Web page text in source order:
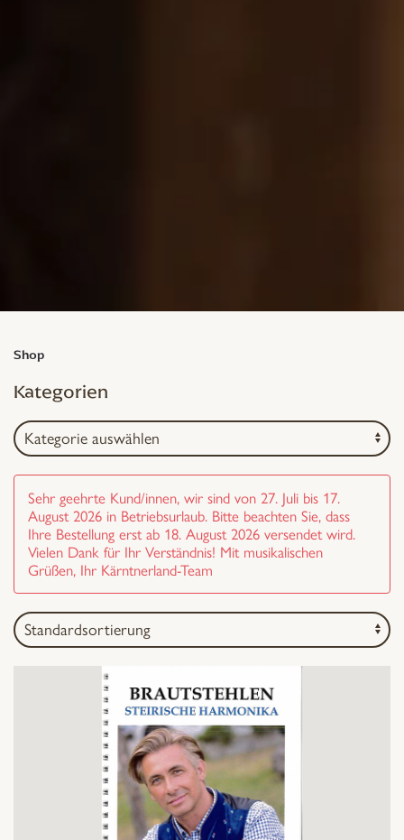
Shop
Kategorien
Sehr geehrte Kund/innen, wir sind von 27. Juli bis 17.
August 2026 in Betriebsurlaub. Bitte beachten Sie, dass
Ihre Bestellung erst ab 18. August 2026 versendet wird.
Vielen Dank für Ihr Verständnis! Mit musikalischen
Grüßen, Ihr Kärntnerland-Team